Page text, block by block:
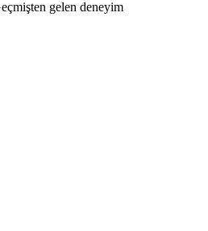
gelen deneyim